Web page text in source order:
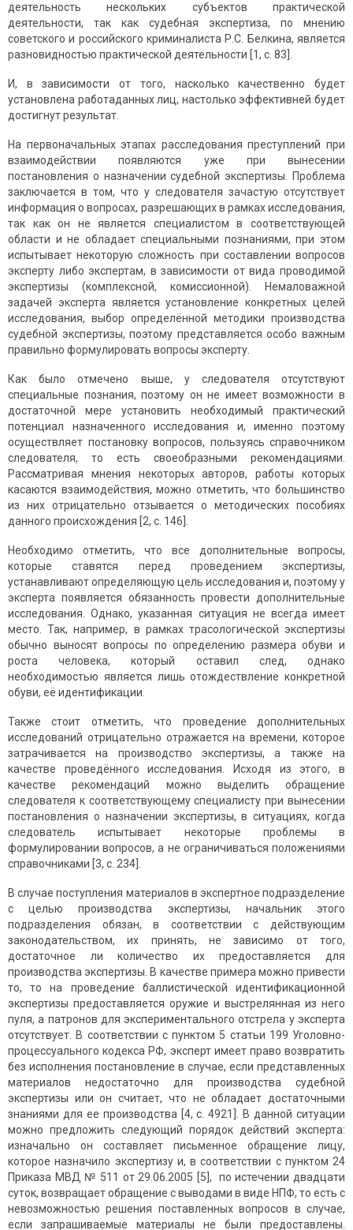
деятельность нескольких субъектов практической
деятельности, так как судебная экспертиза, по мнению
советского и российского криминалиста Р.С. Белкина, является
разновидностью практической деятельности [1, с. 83].
И, в зависимости от того, насколько качественно будет
установлена работаданных лиц, настолько эффективней будет
достигнут результат.
На первоначальных этапах расследования преступлений при
взаимодействии появляются уже при вынесении
постановления о назначении судебной экспертизы. Проблема
заключается в том, что у следователя зачастую отсутствует
информация о вопросах, разрешающих в рамках исследования,
так как он не является специалистом в соответствующей
области и не обладает специальными познаниями, при этом
испытывает некоторую сложность при составлении вопросов
эксперту либо экспертам, в зависимости от вида проводимой
экспертизы (комплексной, комиссионной). Немаловажной
задачей эксперта является установление конкретных целей
исследования, выбор определённой методики производства
судебной экспертизы, поэтому представляется особо важным
правильно формулировать вопросы эксперту.
Как было отмечено выше, у следователя отсутствуют
специальные познания, поэтому он не имеет возможности в
достаточной мере установить необходимый практический
потенциал назначенного исследования и, именно поэтому
осуществляет постановку вопросов, пользуясь справочником
следователя, то есть своеобразными рекомендациями.
Рассматривая мнения некоторых авторов, работы которых
касаются взаимодействия, можно отметить, что большинство
из них отрицательно отзывается о методических пособиях
данного происхождения [2, с. 146].
Необходимо отметить, что все дополнительные вопросы,
которые ставятся перед проведением экспертизы,
устанавливают определяющую цель исследования и, поэтому у
эксперта появляется обязанность провести дополнительные
исследования. Однако, указанная ситуация не всегда имеет
место. Так, например, в рамках трасологической экспертизы
обычно выносят вопросы по определению размера обуви и
роста человека, который оставил след, однако
необходимостью является лишь отождествление конкретной
обуви, её идентификации.
Также стоит отметить, что проведение дополнительных
исследований отрицательно отражается на времени, которое
затрачивается на производство экспертизы, а также на
качестве проведённого исследования. Исходя из этого, в
качестве рекомендаций можно выделить обращение
следователя к соответствующему специалисту при вынесении
постановления о назначении экспертизы, в ситуациях, когда
следователь испытывает некоторые проблемы в
формулировании вопросов, а не ограничиваться положениями
справочниками [3, с. 234].
В случае поступления материалов в экспертное подразделение
с целью производства экспертизы, начальник этого
подразделения обязан, в соответствии с действующим
законодательством, их принять, не зависимо от того,
достаточное ли количество их предоставляется для
производства экспертизы. В качестве примера можно привести
то, то на проведение баллистической идентификационной
экспертизы предоставляется оружие и выстрелянная из него
пуля, а патронов для экспериментального отстрела у эксперта
отсутствует. В соответствии с пунктом 5 статьи 199 Уголовно-
процессуального кодекса РФ, эксперт имеет право возвратить
без исполнения постановление в случае, если представленных
материалов недостаточно для производства судебной
экспертизы или он считает, что не обладает достаточными
знаниями для ее производства [4, с. 4921]. В данной ситуации
можно предложить следующий порядок действий эксперта:
изначально он составляет письменное обращение лицу,
которое назначило экспертизу и, в соответствии с пунктом 24
Приказа МВД № 511 от 29.06.2005 [5], по истечении двадцати
суток, возвращает обращение с выводами в виде НПФ, то есть с
невозможностью решения поставленных вопросов в случае,
если запрашиваемые материалы не были предоставлены.